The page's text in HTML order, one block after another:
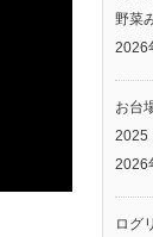
野菜
2026
お台
2025
2026
ログ